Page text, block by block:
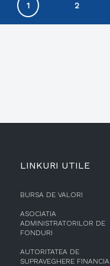
1 2
LINKURI UTILE
BURSA DE VALORI
ASOCIATIA
ADMINISTRATORILOR DE
FONDURI
AUTORITATEA DE
SUPRAVEGHERE